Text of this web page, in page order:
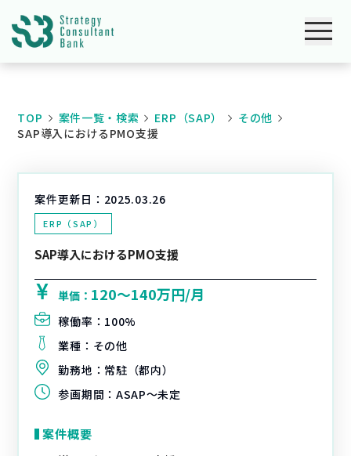
TOP 案件一覧・検索 ERP（SAP）
その他
SAP導入におけるPMO支援
案件更新日： 2025.03.26
ERP（SAP）
SAP導入におけるPMO支援
単価： 120〜140万円/月
稼働率： 100%
業種： その他
勤務地： 常駐（都内）
参画期間： ASAP～未定
案件概要